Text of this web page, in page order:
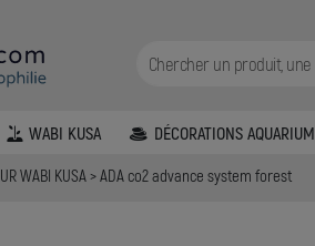
WABI KUSA DÉCORATIONS AQUARIUM
WABI KUSA ADA co2 advance system forest